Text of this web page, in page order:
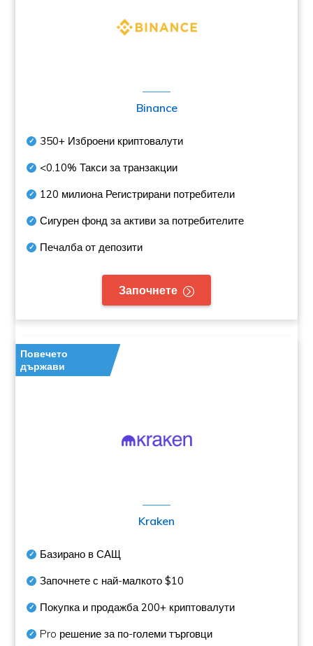
Binance
350+ Изброени криптовалути
<0.10% Такси за транзакции
120 милионаРегистрирани потребители
Сигурен фонд за активи за потребителите
Печалба от депозити
Започнете
Повечето
държави
Kraken
Базирано в САЩ
Започнете с най-малкото$10
Покупка и продажба200+ криптовалути
Pro решение за по-големи търговци